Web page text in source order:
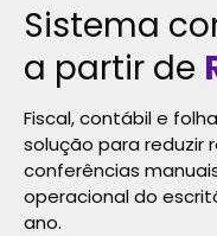
Sistema
a partir de
Fiscal, contábil e
solução para reduzir
conferências
operacional do
ano.